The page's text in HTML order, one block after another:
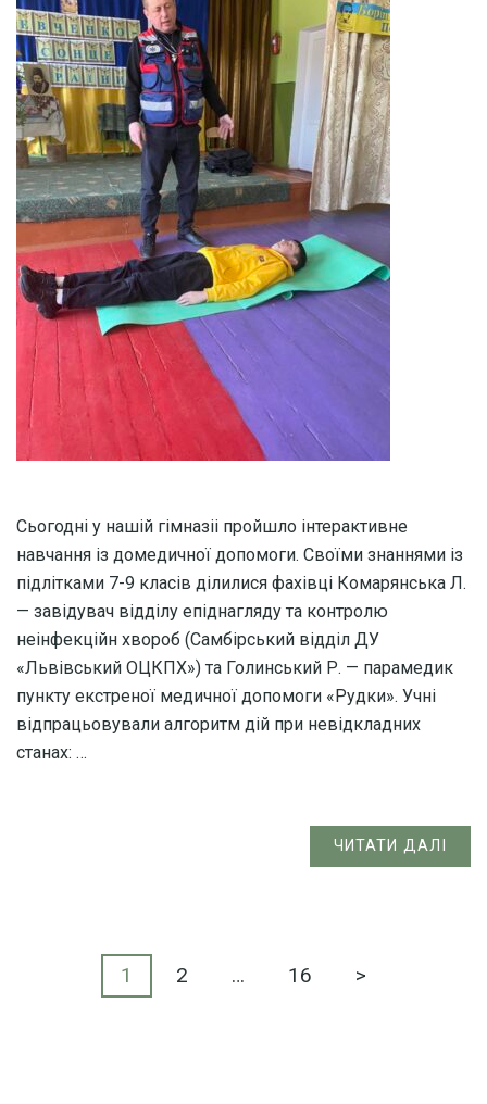
Сьогодні у нашій гімназіі пройшло інтерактивне
навчання із домедичної допомоги. Своїми знаннями із
підлітками 7-9 класів ділилися фахівці Комарянська Л.
— завідувач відділу епіднагляду та контролю
неінфекційн хвороб (Самбірський відділ ДУ
«Львівський ОЦКПХ») та Голинський Р. — парамедик
пункту екстреної медичної допомоги «Рудки». Учні
відпрацьовували алгоритм дій при невідкладних
станах: …
ЧИТАТИ ДАЛІ
ПагінаціяСторінку
1 Сторінку
2 … Сторінку
16 >